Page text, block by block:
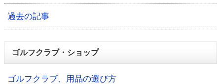
過去の記事
ゴルフクラブ・ショップ
ゴルフクラブ、用品の選び方